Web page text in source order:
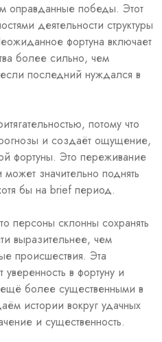
оправданные победы. Этот
деятельности структуры
фортуна включает
более сильно, чем
последний нуждался в
потому что
и создаёт ощущение,
фортуны. Это переживание
значительно поднять
бы на brief период.
персоны склонны сохранять
выразительнее, чем
происшествия. Эта
уверенность в фортуну и
более существенными в
истории вокруг удачных
и существенность.